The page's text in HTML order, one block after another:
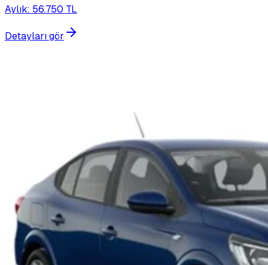
Aylık: 56.750 TL
Detayları gör